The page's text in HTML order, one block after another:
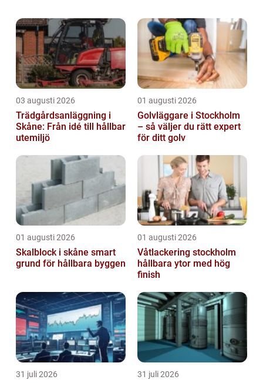
åren har forskare, myndigheter och media
u...
03 augusti 2026
Trädgårdsanläggning i
Skåne: Från idé till hållbar
utemiljö
01 augusti 2026
Golvläggare i Stockholm
– så väljer du rätt expert
för ditt golv
01 augusti 2026
Skalblock i skåne smart
grund för hållbara byggen
01 augusti 2026
Våtlackering stockholm
hållbara ytor med hög
finish
31 juli 2026 31 juli 2026